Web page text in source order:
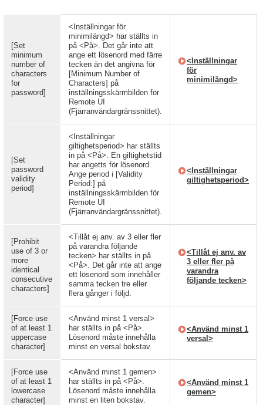
[Set
minimum
number of
characters
for
password]
<Inställningar för
minimilängd> har ställts in
på <På>. Det går inte att
ange ett lösenord med färre
tecken än det angivna för
[Minimum Number of
Characters] på
inställningsskärmbilden för
Remote UI
(Fjärranvändargränssnittet).
<Inställningar
för
minimilängd>
[Set
password
validity
period]
<Inställningar
giltighetsperiod> har ställts
in på <På>. En giltighetstid
har angetts för lösenord.
Ange period i [Validity
Period:] på
inställningsskärmbilden för
Remote UI
(Fjärranvändargränssnittet).
<Inställningar
giltighetsperiod>
[Prohibit
use of 3 or
more
identical
consecutive
characters]
<Tillåt ej anv. av 3 eller fler
på varandra följande
tecken> har ställts in på
<På>. Det går inte att ange
ett lösenord som innehåller
samma tecken tre eller
flera gånger i följd.
<Tillåt ej anv. av
3 eller fler på
varandra
följande tecken>
[Force use
of at least 1
uppercase
character]
<Använd minst 1 versal>
har ställts in på <På>.
Lösenord måste innehålla
minst en versal bokstav.
<Använd minst 1
versal>
[Force use
of at least 1
lowercase
character]
<Använd minst 1 gemen>
har ställts in på <På>.
Lösenord måste innehålla
minst en liten bokstav.
<Använd minst 1
gemen>